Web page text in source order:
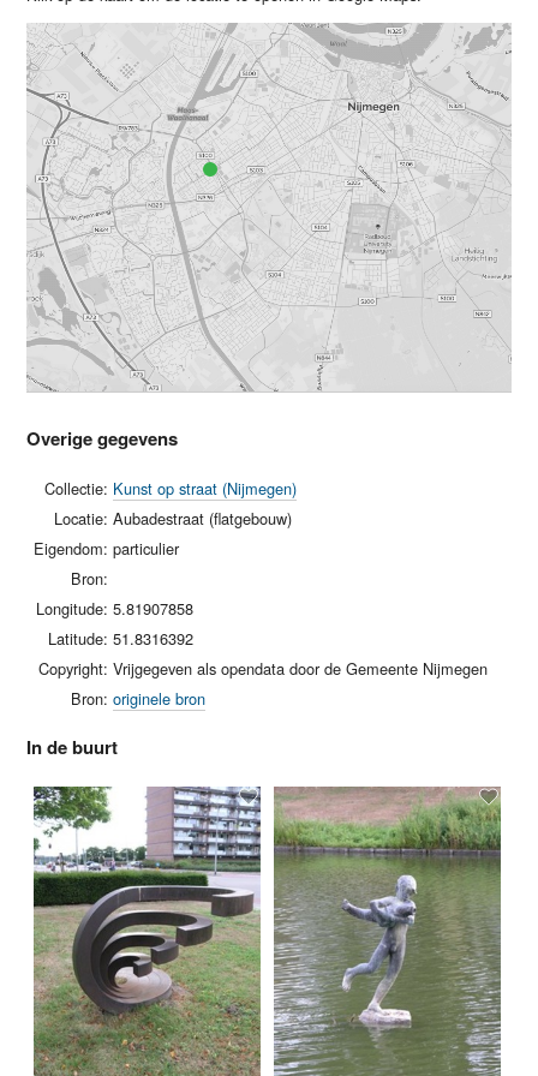
Overige gegevens
Collectie: Kunst op straat (Nijmegen)
Locatie: Aubadestraat (flatgebouw)
Eigendom: particulier
Bron:
Longitude: 5.81907858
Latitude: 51.8316392
Copyright: Vrijgegeven als opendata door de Gemeente Nijmegen
Bron: originele bron
In de buurt